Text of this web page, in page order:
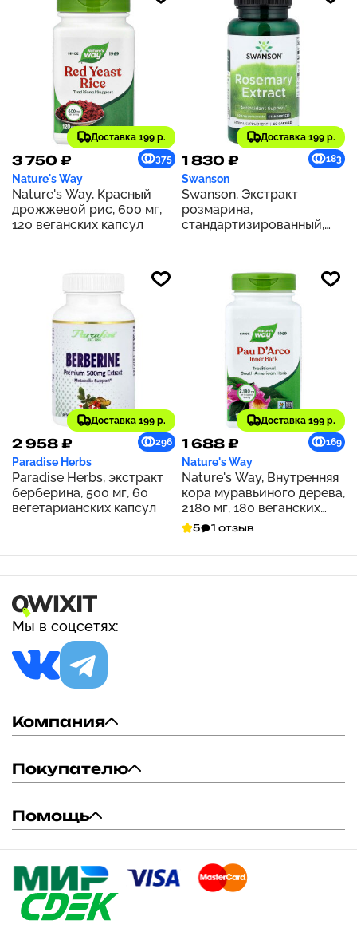
Доставка 199 р.
3 750 ₽ 375
Nature's Way
Nature's Way, Красный
дрожжевой рис, 600 мг,
120 веганских капсул
Доставка 199 р.
1 830 ₽ 183
Swanson
Swanson, Экстракт
розмарина,
стандартизированный,
Доставка 199 р.
2 958 ₽ 296
Paradise Herbs
Paradise Herbs, экстракт
берберина, 500 мг, 60
вегетарианских капсул
Доставка 199 р.
1 688 ₽ 169
Nature's Way
Nature's Way, Внутренняя
кора муравьиного дерева,
2180 мг, 180 веганских
капсул (545 мг на капсулу)
5 1 отзыв
Мы в соцсетях:
Компания
Покупателю
Помощь